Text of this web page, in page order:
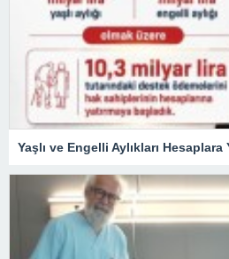
Yaşlı ve Engelli Aylıkları Hesaplara